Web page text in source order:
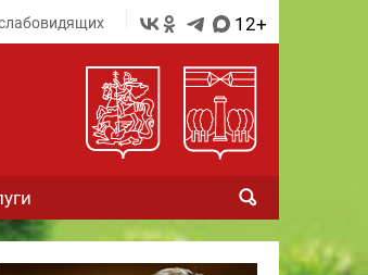
12+